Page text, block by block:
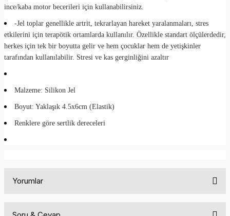
ince/kaba motor becerileri için kullanabilirsiniz.
-Jel toplar genellikle artrit, tekrarlayan hareket yaralanmaları, stres
etkilerini için terapötik ortamlarda kullanılır. Özellikle standart ölçülerdedir,
herkes için tek bir boyutta gelir ve hem çocuklar hem de yetişkinler
tarafından kullanılabilir. Stresi ve kas gerginliğini azaltır
Malzeme: Silikon Jel
Boyut: Yaklaşık 4.5x6cm (Elastik)
Renklere göre sertlik dereceleri
Yorumlar